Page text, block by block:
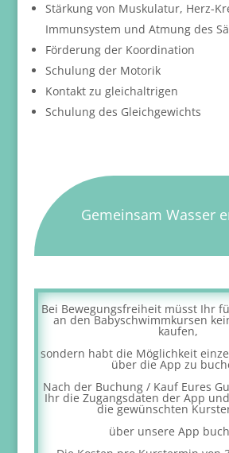
Stärkung von Muskulatur, Herz-
Immunsystem und Atmung des
Förderung der Koordination
Schulung der Motorik
Kontakt zu gleichaltrigen
Schulung des Gleichgewichts
Gemeinsam Wasser
Bei Bewegungsfreiheit müsst Ihr
an den Babyschwimmkursen
kaufen,
sondern habt die Möglichkeit
über die App zu
Nach der Buchung / Kauf Eures
Ihr die Zugangsdaten der App
die gewünschten
über unsere App